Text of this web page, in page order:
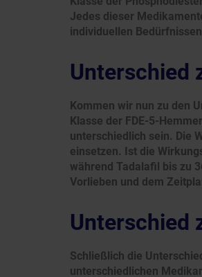
Jedes dieser
individuellen
Unterschied
Kommen wir nun zu den
Klasse der FDE-5-
unterschiedlich sein. Die
einsetzen. Ist die
während Tadalafil bis zu
Vorlieben und dem
Unterschied
Schließlich die
unterschiedlichen